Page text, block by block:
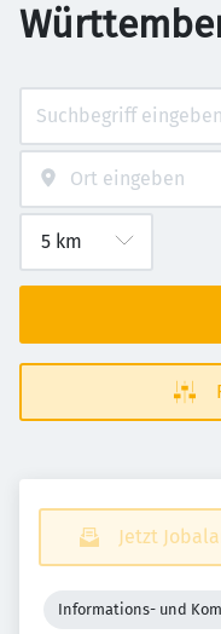
Jetzt
Informations- und